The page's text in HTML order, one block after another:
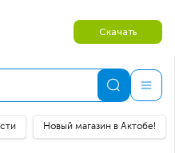
Скачать
Новый магазин в Актобе!